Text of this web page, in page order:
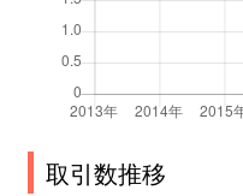
取引数推移